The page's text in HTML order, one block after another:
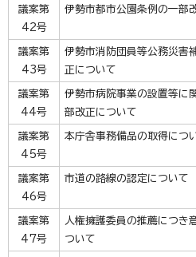
議案第
42号
伊勢市都市公園条例の一部
議案第
43号
伊勢市消防団員等公務災害
正について
議案第
44号
伊勢市病院事業の設置等に
部改正について
議案第
45号
本庁舎事務備品の取得につ
議案第
46号
市道の路線の認定について
議案第
47号
人権擁護委員の推薦につき
ついて